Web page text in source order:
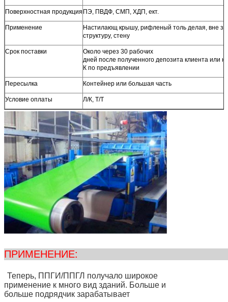
Поверхностная продукция ПЭ, ПВДФ, СМП, ХДП, ект.
Применение
Настилающ крышу, рифленый толь делая, вне
структуру, стену
Срок поставки
Около через 30 рабочих
дней после полученного депозита клиента или
К по предъявлении
Пересылка Контейнер или большая часть
Условие оплаты Л/К, Т/Т
Теперь, ППГИ/ППГЛ получало широкое
применение к много вид зданий. Больше и
больше подрядчик зарабатывает